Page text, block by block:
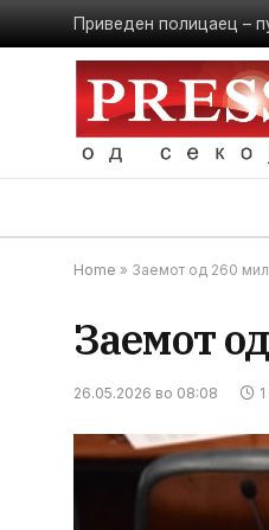
Приведен полицаец –
Home » Заемот од 260
Заемот
26.05.2026 во 08:08